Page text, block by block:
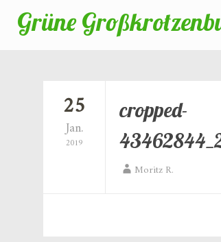
Grüne
25
Jan.
2019
cropped-
Moritz R.